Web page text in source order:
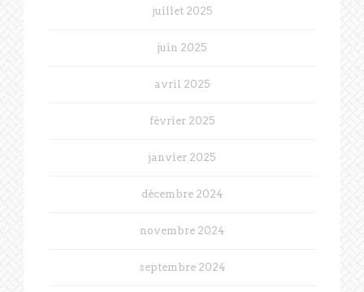
juillet 2025
juin 2025
avril 2025
février 2025
janvier 2025
décembre 2024
novembre 2024
septembre 2024